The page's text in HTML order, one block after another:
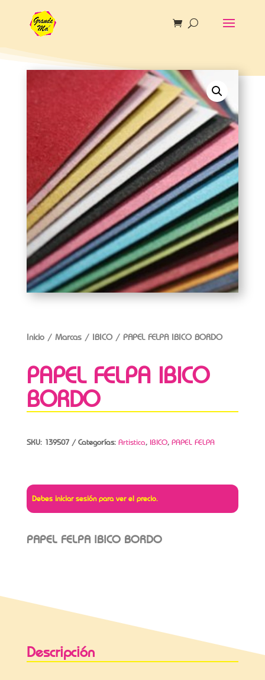
Inicio/ Marcas/ IBICO/ PAPEL FELPA IBICO BORDO
PAPEL FELPA IBICO
BORDO
SKU: 139507 Categorías: Artistica, IBICO, PAPEL FELPA
Debes iniciar sesión para ver el precio.
PAPEL FELPA IBICO BORDO
Descripción